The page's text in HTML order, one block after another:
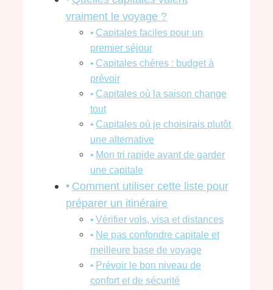
vraiment le voyage ?
Capitales faciles pour un
premier séjour
Capitales chères : budget à
prévoir
Capitales où la saison change
tout
Capitales où je choisirais plutôt
une alternative
Mon tri rapide avant de garder
une capitale
Comment utiliser cette liste pour
préparer un itinéraire
Vérifier vols, visa et distances
Ne pas confondre capitale et
meilleure base de voyage
Prévoir le bon niveau de
confort et de sécurité